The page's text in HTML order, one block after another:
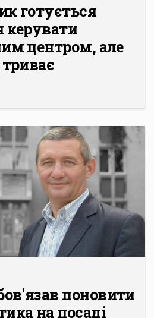
готується
керувати
центром, але
поновити
на посаді